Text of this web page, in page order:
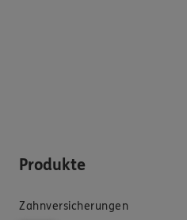
Produkte
Zahnversicherungen